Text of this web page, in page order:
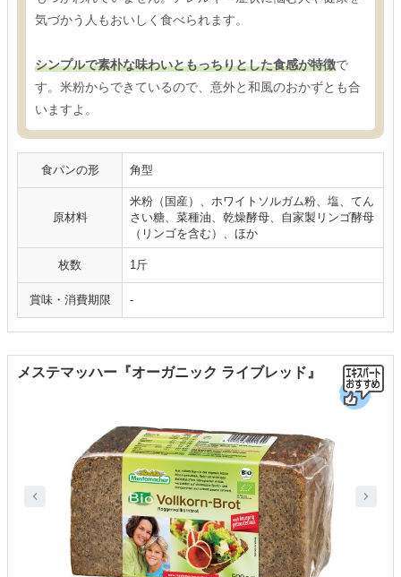
気づかう人もおいしく食べられます。
シンプルで素朴な味わいともっちりとした食感が特徴で
す。米粉からできているので、意外と和風のおかずとも合
いますよ。
食パンの形 角型
原材料
米粉（国産）、ホワイトソルガム粉、塩、てん
さい糖、菜種油、乾燥酵母、自家製リンゴ酵母
（リンゴを含む）、ほか
枚数 1斤
賞味・消費期限 -
メステマッハー『オーガニック ライブレッド』